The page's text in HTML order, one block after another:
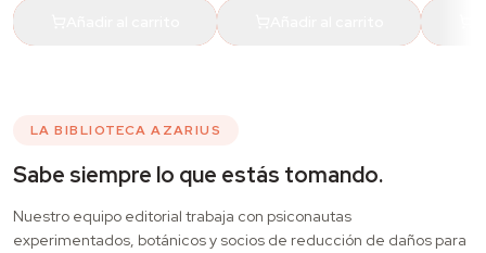
LA BIBLIOTECA AZARIUS
Sabe siempre lo que estás tomando.
Nuestro equipo editorial trabaja con psiconautas
experimentados, botánicos y socios de reducción de daños para